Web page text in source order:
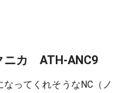
ニカ ATH-ANC9
ってくれそうなNC（ノ